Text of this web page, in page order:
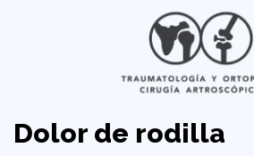
Dolor de rodilla